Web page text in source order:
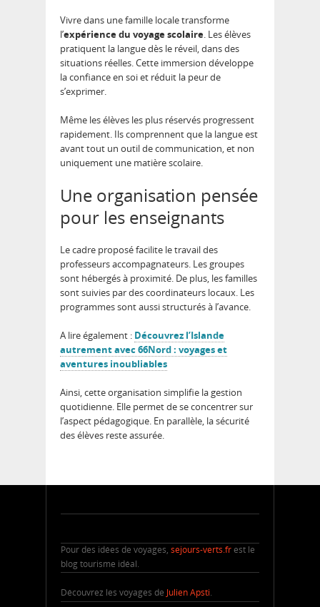
Vivre dans une famille locale transforme
l’expérience du voyage scolaire. Les élèves
pratiquent la langue dès le réveil, dans des
situations réelles. Cette immersion développe
la confiance en soi et réduit la peur de
s’exprimer.
Même les élèves les plus réservés progressent
rapidement. Ils comprennent que la langue est
avant tout un outil de communication, et non
uniquement une matière scolaire.
Une organisation pensée
pour les enseignants
Le cadre proposé facilite le travail des
professeurs accompagnateurs. Les groupes
sont hébergés à proximité. De plus, les familles
sont suivies par des coordinateurs locaux. Les
programmes sont aussi structurés à l’avance.
A lire également : Découvrez l’Islande
autrement avec 66Nord : voyages et
aventures inoubliables
Ainsi, cette organisation simplifie la gestion
quotidienne. Elle permet de se concentrer sur
l’aspect pédagogique. En parallèle, la sécurité
des élèves reste assurée.
Pour des idées de voyages, sejours-verts.frest le
blog tourisme idéal.
Découvrez les voyages de Julien Apsti.